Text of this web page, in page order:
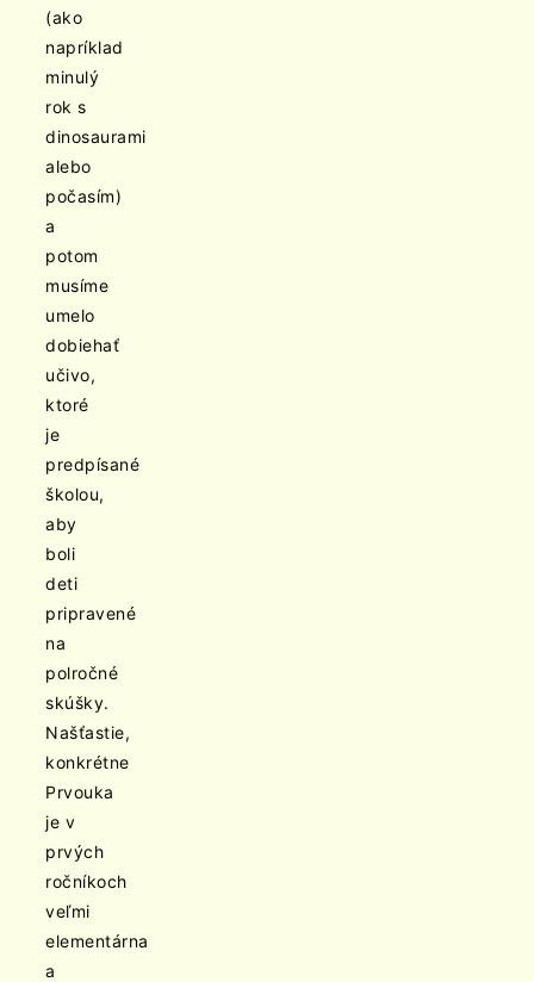
(ako
napríklad
minulý
rok s
dinosaurami
alebo
počasím)
a
potom
musíme
umelo
dobiehať
učivo,
ktoré
je
predpísané
školou,
aby
boli
deti
pripravené
na
polročné
skúšky.
Našťastie,
konkrétne
Prvouka
je v
prvých
ročníkoch
veľmi
elementárna
a